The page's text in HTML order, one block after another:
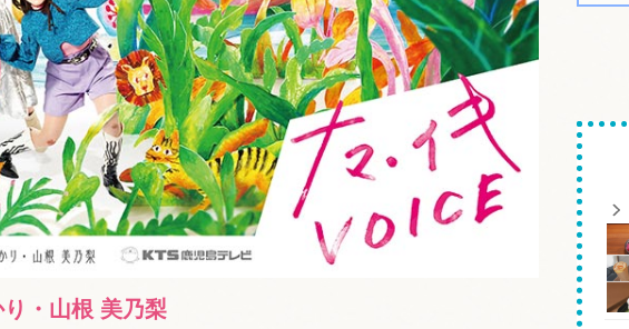
・山根 美乃梨